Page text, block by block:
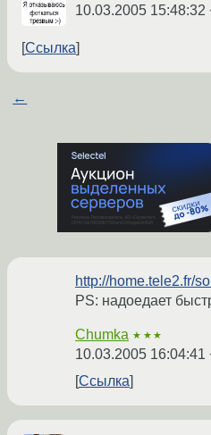
10.03.2005 15:48:32
Ссылка
←
http://home.tele2.fr/
PS: надоедает
Chumka ★★★
10.03.2005 16:04:41
Ссылка